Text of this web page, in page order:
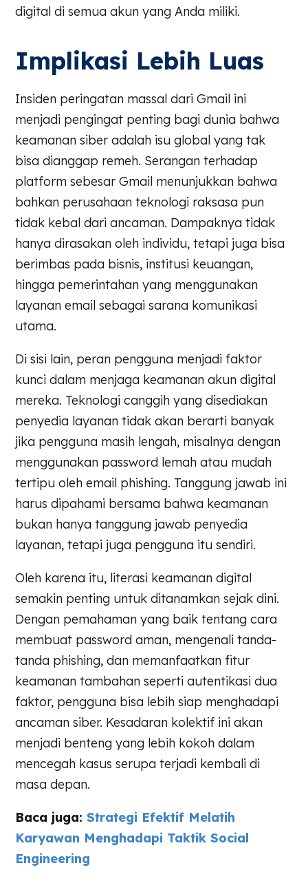
digital di semua akun yang Anda miliki.
Implikasi Lebih Luas
Insiden peringatan massal dari Gmail ini
menjadi pengingat penting bagi dunia bahwa
keamanan siber adalah isu global yang tak
bisa dianggap remeh. Serangan terhadap
platform sebesar Gmail menunjukkan bahwa
bahkan perusahaan teknologi raksasa pun
tidak kebal dari ancaman. Dampaknya tidak
hanya dirasakan oleh individu, tetapi juga bisa
berimbas pada bisnis, institusi keuangan,
hingga pemerintahan yang menggunakan
layanan email sebagai sarana komunikasi
utama.
Di sisi lain, peran pengguna menjadi faktor
kunci dalam menjaga keamanan akun digital
mereka. Teknologi canggih yang disediakan
penyedia layanan tidak akan berarti banyak
jika pengguna masih lengah, misalnya dengan
menggunakan password lemah atau mudah
tertipu oleh email phishing. Tanggung jawab ini
harus dipahami bersama bahwa keamanan
bukan hanya tanggung jawab penyedia
layanan, tetapi juga pengguna itu sendiri.
Oleh karena itu, literasi keamanan digital
semakin penting untuk ditanamkan sejak dini.
Dengan pemahaman yang baik tentang cara
membuat password aman, mengenali tanda-
tanda phishing, dan memanfaatkan fitur
keamanan tambahan seperti autentikasi dua
faktor, pengguna bisa lebih siap menghadapi
ancaman siber. Kesadaran kolektif ini akan
menjadi benteng yang lebih kokoh dalam
mencegah kasus serupa terjadi kembali di
masa depan.
Baca juga:Strategi Efektif Melatih
Karyawan Menghadapi Taktik Social
Engineering